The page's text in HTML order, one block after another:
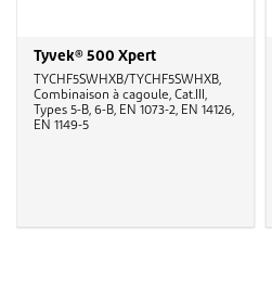
Tyvek® 500 Xpert
TYCHF5SWHXB/TYCHF5SWHXB,
Combinaison à cagoule, Cat.III,
Types 5-B, 6-B, EN 1073-2, EN 14126,
EN 1149-5